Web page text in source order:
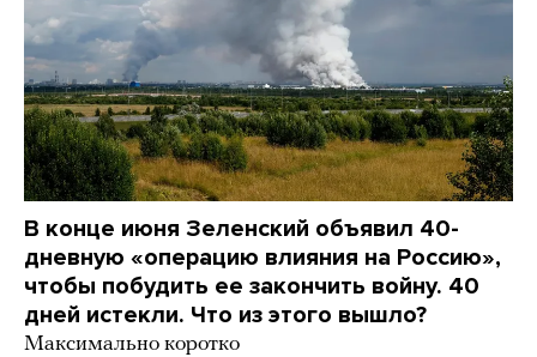
В конце июня Зеленский объявил 40-
дневную «операцию влияния на Россию»,
чтобы побудить ее закончить войну. 40
дней истекли. Что из этого вышло?
Максимально коротко